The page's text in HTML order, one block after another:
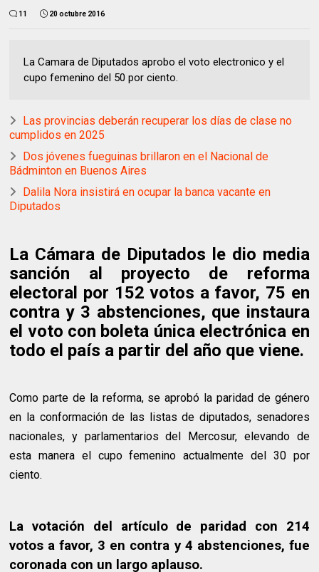
11 20 octubre 2016
La Camara de Diputados aprobo el voto electronico y el
cupo femenino del 50 por ciento.
Las provincias deberán recuperar los días de clase no
cumplidos en 2025
Dos jóvenes fueguinas brillaron en el Nacional de
Bádminton en Buenos Aires
Dalila Nora insistirá en ocupar la banca vacante en
Diputados
La Cámara de Diputados le dio media
sanción al proyecto de reforma
electoral por 152 votos a favor, 75 en
contra y 3 abstenciones, que instaura
el voto con boleta única electrónica en
todo el país a partir del año que viene.
Como parte de la reforma, se aprobó la paridad de género
en la conformación de las listas de diputados, senadores
nacionales, y parlamentarios del Mercosur, elevando de
esta manera el cupo femenino actualmente del 30 por
ciento.
La votación del artículo de paridad con 214
votos a favor, 3 en contra y 4 abstenciones, fue
coronada con un largo aplauso.